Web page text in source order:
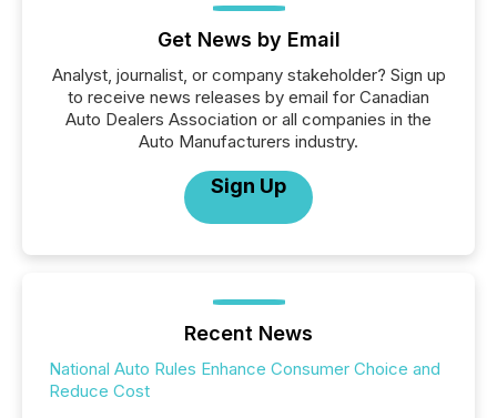
Get News by Email
Analyst, journalist, or company stakeholder? Sign up
to receive news releases by email for Canadian
Auto Dealers Association or all companies in the
Auto Manufacturers industry.
Sign Up
Recent News
National Auto Rules Enhance Consumer Choice and
Reduce Cost